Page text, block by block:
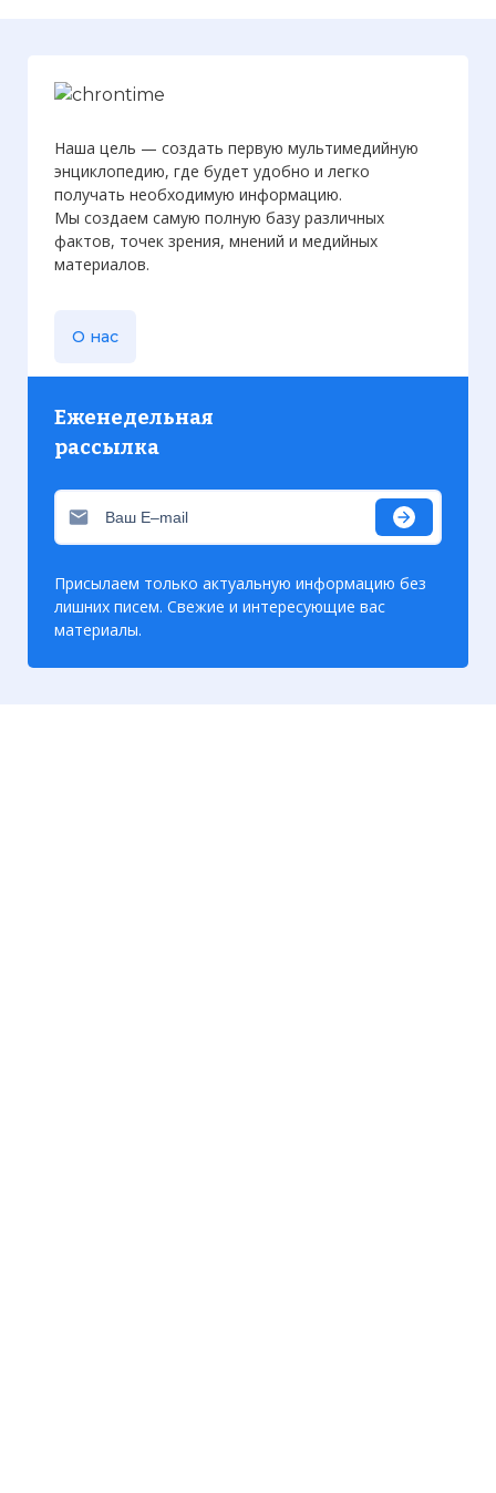
Наша цель — создать первую мультимедийную
энциклопедию, где будет удобно и легко
получать необходимую информацию.
Мы создаем самую полную базу различных
фактов, точек зрения, мнений и медийных
материалов.
О нас
Еженедельная
рассылка
Присылаем только актуальную информацию без
лишних писем. Свежие и интересующие вас
материалы.